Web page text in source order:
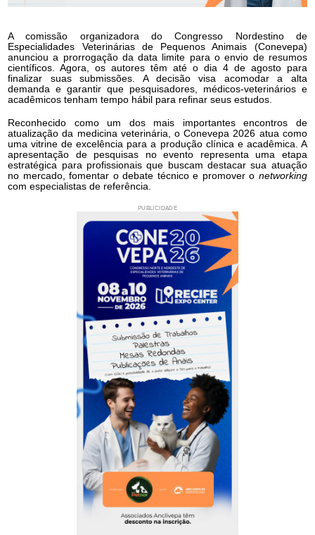
A comissão organizadora do Congresso Nordestino de
Especialidades Veterinárias de Pequenos Animais (Conevepa)
anunciou a prorrogação da data limite para o envio de resumos
científicos. Agora, os autores têm até o dia 4 de agosto para
finalizar suas submissões. A decisão visa acomodar a alta
demanda e garantir que pesquisadores, médicos-veterinários e
acadêmicos tenham tempo hábil para refinar seus estudos.
Reconhecido como um dos mais importantes encontros de
atualização da medicina veterinária, o Conevepa 2026 atua como
uma vitrine de excelência para a produção clínica e acadêmica. A
apresentação de pesquisas no evento representa uma etapa
estratégica para profissionais que buscam destacar sua atuação
no mercado, fomentar o debate técnico e promover o networking
com especialistas de referência.
PUBLICIDADE